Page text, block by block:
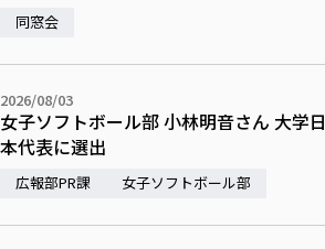
同窓会
2026/08/03
女子ソフトボール部 小林明音さん 大学日
本代表に選出
広報部PR課 女子ソフトボール部